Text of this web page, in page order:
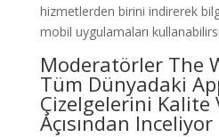
hizmetlerden birini indirerek
mobil uygulamaları
Moderatörler The
Tüm Dünyadaki
Çizelgelerini Kalite
Açısından Inceliyor